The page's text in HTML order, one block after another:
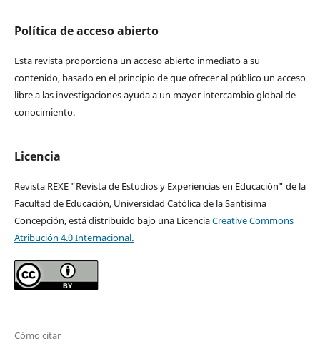
Política de acceso abierto
Esta revista proporciona un acceso abierto inmediato a su
contenido, basado en el principio de que ofrecer al público un acceso
libre a las investigaciones ayuda a un mayor intercambio global de
conocimiento.
Licencia
Revista REXE "Revista de Estudios y Experiencias en Educación" de la
Facultad de Educación, Universidad Católica de la Santísima
Concepción, está distribuido bajo una LicenciaCreative Commons
Atribución 4.0 Internacional.
Cómo citar